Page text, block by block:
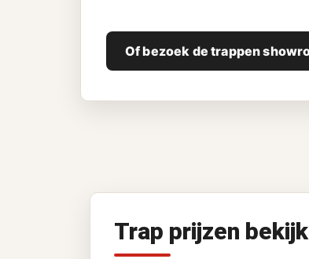
Of bezoek de trappen
Trap prijzen